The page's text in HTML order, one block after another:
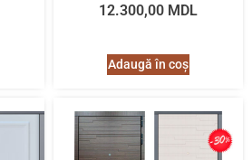
12.300,00 MDL
Adaugă în coș